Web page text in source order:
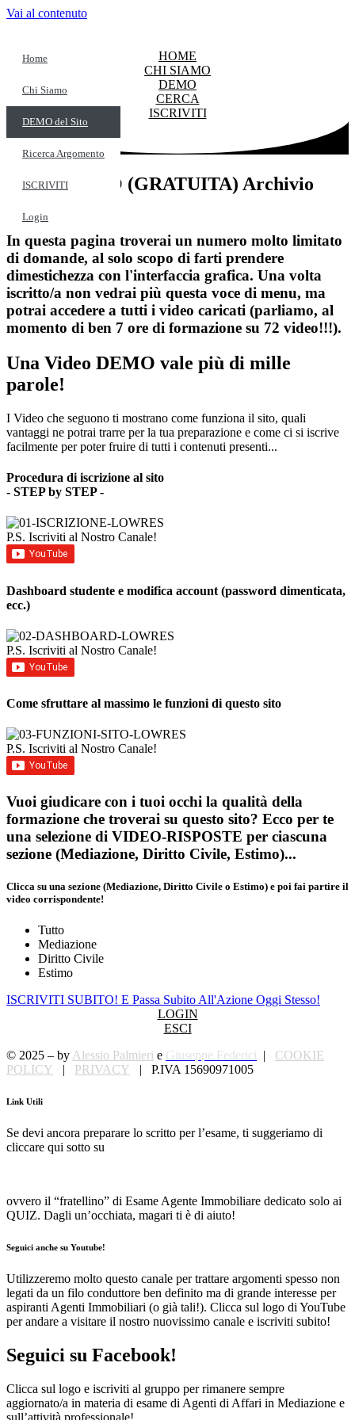
Vai al contenuto
Home
Chi Siamo
DEMO del Sito
Ricerca Argomento
ISCRIVITI
Login
HOME
CHI SIAMO
DEMO
CERCA
ISCRIVITI
AREA DEMO (GRATUITA) Archivio
In questa pagina troverai un numero molto limitato
di domande, al solo scopo di farti prendere
dimestichezza con l'interfaccia grafica. Una volta
iscritto/a non vedrai più questa voce di menu, ma
potrai accedere a tutti i video caricati (parliamo, al
momento di ben 7 ore di formazione su 72 video!!!).
Una Video DEMO vale più di mille
parole!
I Video che seguono ti mostrano come funziona il sito, quali
vantaggi ne potrai trarre per la tua preparazione e come ci si iscrive
facilmente per poter fruire di tutti i contenuti presenti...
Procedura di iscrizione al sito
- STEP by STEP -
P.S. Iscriviti al Nostro Canale!
Dashboard studente e modifica account (password dimenticata,
ecc.)
P.S. Iscriviti al Nostro Canale!
Come sfruttare al massimo le funzioni di questo sito
P.S. Iscriviti al Nostro Canale!
Vuoi giudicare con i tuoi occhi la qualità della
formazione che troverai su questo sito? Ecco per te
una selezione di VIDEO-RISPOSTE per ciascuna
sezione (Mediazione, Diritto Civile, Estimo)...
Clicca su una sezione (Mediazione, Diritto Civile o Estimo) e poi fai partire il
video corrispondente!
Tutto
Mediazione
Diritto Civile
Estimo
ISCRIVITI SUBITO! E Passa Subito All'Azione Oggi Stesso!
LOGIN
ESCI
© 2025 – by Alessio Palmieri e Giuseppe Federici
COOKIE
POLICY
PRIVACY | P.IVA 15690971005
Link Utili
Se devi ancora preparare lo scritto per l’esame, ti suggeriamo di
cliccare qui sotto su
ovvero il “fratellino” di Esame Agente Immobiliare dedicato solo ai
QUIZ. Dagli un’occhiata, magari ti è di aiuto!
Seguici anche su Youtube!
Utilizzeremo molto questo canale per trattare argomenti spesso non
legati da un filo conduttore ben definito ma di grande interesse per
aspiranti Agenti Immobiliari (o già tali!). Clicca sul logo di YouTube
per andare a visitare il nostro nuovissimo canale e iscriviti subito!
Seguici su Facebook!
Clicca sul logo e iscriviti al gruppo per rimanere sempre
aggiornato/a in materia di esame di Agenti di Affari in Mediazione e